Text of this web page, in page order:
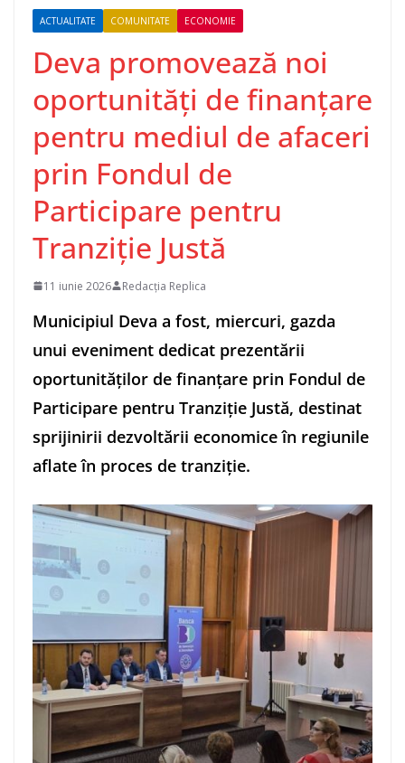
ACTUALITATE COMUNITATE ECONOMIE
Deva promovează noi
oportunități de finanțare
pentru mediul de afaceri
prin Fondul de
Participare pentru
Tranziție Justă
11 iunie 2026 Redacția Replica
Municipiul Deva a fost, miercuri, gazda
unui eveniment dedicat prezentării
oportunităților de finanțare prin Fondul de
Participare pentru Tranziție Justă, destinat
sprijinirii dezvoltării economice în regiunile
aflate în proces de tranziție.